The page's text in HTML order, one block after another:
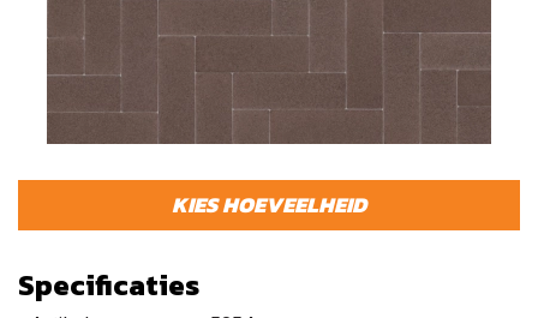
KIES HOEVEELHEID
Specificaties